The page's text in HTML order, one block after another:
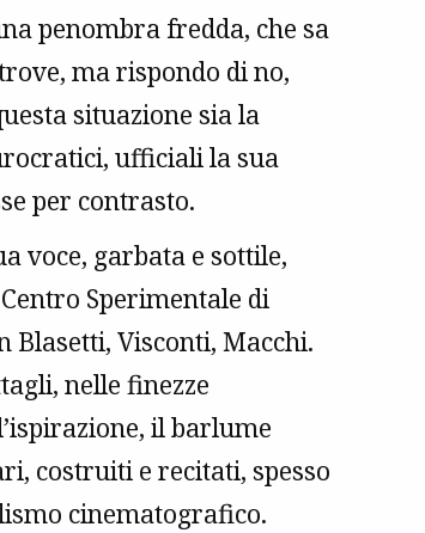
penombra fredda, che sa
ma rispondo di no,
situazione sia la
ufficiali la sua
per contrasto.
voce, garbata e sottile,
Sperimentale di
Blasetti, Visconti, Macchi.
nelle finezze
il barlume
costruiti e recitati, spesso
cinematografico.